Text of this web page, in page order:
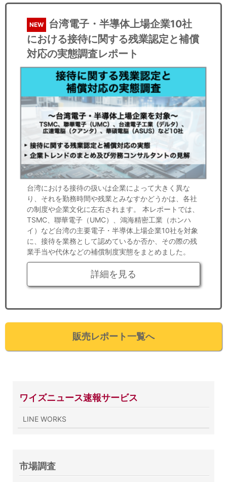
NEW
台湾電子・半導体上場企業10社
における接待に関する残業認定と補償
対応の実態調査レポート
台湾における接待の扱いは企業によって大きく異な
り、それを勤務時間や残業とみなすかどうかは、各社
の制度や企業文化に左右されます。 本レポートでは、
TSMC、聯華電子（UMC）、鴻海精密工業（ホンハ
イ）など台湾の主要電子・半導体上場企業10社を対象
に、接待を業務として認めているか否か、その際の残
業手当や代休などの補償制度実態をまとめました。
詳細を見る
販売レポート一覧へ
ワイズニュース速報サービス
LINE WORKS
市場調査